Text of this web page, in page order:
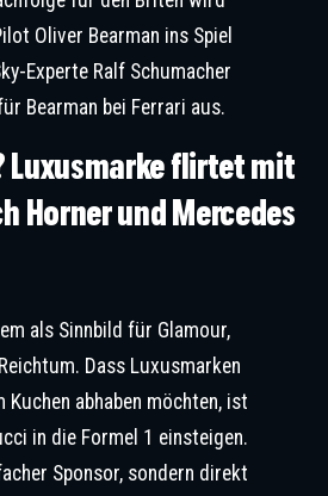
Formel 1
Oliver Bearman ins Spiel
Experte Ralf Schumacher
Bearman bei Ferrari aus.
einmal für Ferrari im Einsatz. | ©IMAGO / NurPhoto
Luxusmarke flirtet mit
Horner und Mercedes
als Sinnbild für Glamour,
Dass Luxusmarken
abhaben möchten, ist
in die Formel 1 einsteigen.
Sponsor, sondern direkt